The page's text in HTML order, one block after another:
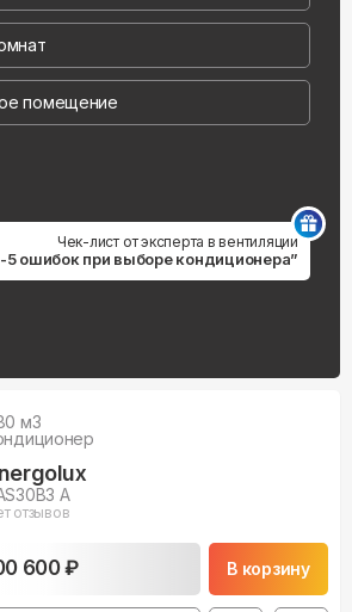
м3
A
отзывов
600 ₽ В корзину
помещение
Чек-лист от эксперта в вентиляции
ошибок при выборе кондиционера”